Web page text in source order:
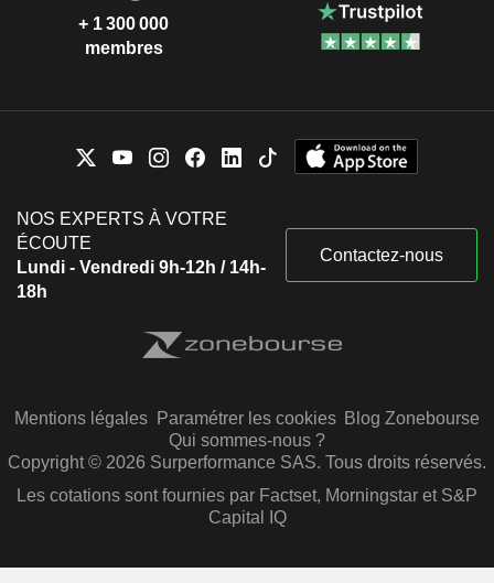
+ 1 300 000
membres
NOS EXPERTS À VOTRE
ÉCOUTE
Lundi - Vendredi 9h-12h / 14h-
18h
Contactez-nous
Mentions légales Paramétrer les cookies Blog Zonebourse
Qui sommes-nous ?
Copyright © 2026 Surperformance SAS. Tous droits réservés.
Les cotations sont fournies par Factset, Morningstar et S&P
Capital IQ